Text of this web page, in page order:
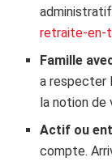
retraite-en-
Famille
a respecter
la notion de
Actif ou
compte.